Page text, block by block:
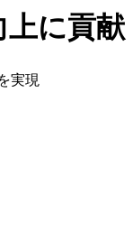
に貢献
実現